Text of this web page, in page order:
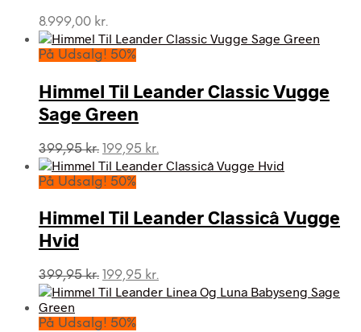
8.999,00 kr.
På Udsalg! 50%
Himmel Til Leander Classic Vugge
Sage Green
399,95kr. Den
oprindelige
pris
399,95 kr..
199,95 kr.
aktuelle
199,95 kr..
På Udsalg! 50%
Himmel Til Leander Classicâ Vugge
Hvid
399,95kr. Den
oprindelige
var:
199,95 kr.
aktuelle
På Udsalg! 50%